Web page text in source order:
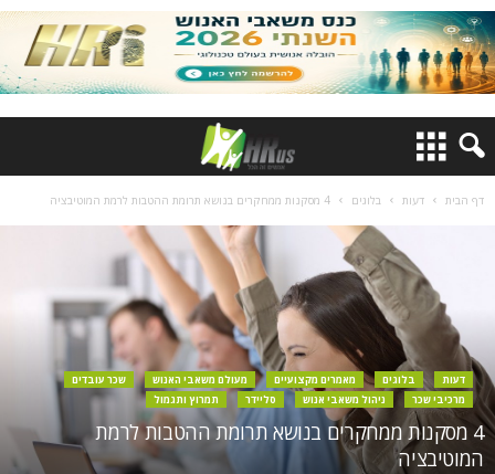
דף הבית דעות בלוגים 4 מסקנות ממחקרים בנושא תרומת ההטבות לרמת המוטיבציה
דעות בלוגים מאמרים מקצועיים מעולם משאבי האנוש
שכר עובדים
מרכיבי שכר
ניהול משאבי אנוש סליידר תמרוץ ותגמול
4 מסקנות ממחקרים בנושא תרומת ההטבות לרמת
המוטיבציה